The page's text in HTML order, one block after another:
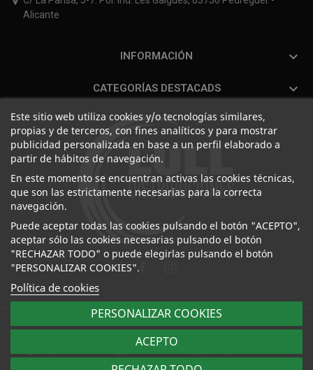
Alicante
INFORMACIÓN 
CATEGORÍAS DESTACADS 
Distribuciones Lull, S.L. | C/ La Pansa, 5-7. Pol. Ind. Les
por
Overlay
Este sitio web utiliza cookies y/o tecnologías similares,
propias y de terceros, con fines analíticos y para mostrar
publicidad personalizada en base a un perfil elaborado a
partir de hábitos de navegación.
En este momento se encuentran activas las cookies técnicas,
que son las estrictamente necesarias para la correcta
navegación.
Puede aceptar todas las cookies pulsando el botón "ACEPTO",
aceptar sólo las cookies necesarias pulsando el botón
"RECHAZAR TODO" o puede elegirlas pulsando el botón
"PERSONALIZAR COOKIES".
Política de cookies
PERSONALIZAR COOKIES
ACEPTO